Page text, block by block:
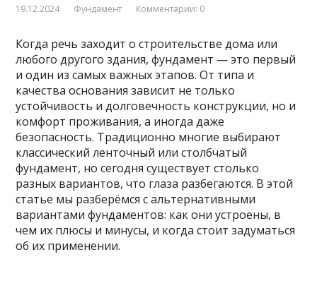
19.12.2024 Фундамент Комментарии: 0
Когда речь заходит о строительстве дома или
любого другого здания, фундамент — это первый
и один из самых важных этапов. От типа и
качества основания зависит не только
устойчивость и долговечность конструкции, но и
комфорт проживания, а иногда даже
безопасность. Традиционно многие выбирают
классический ленточный или столбчатый
фундамент, но сегодня существует столько
разных вариантов, что глаза разбегаются. В этой
статье мы разберёмся с альтернативными
вариантами фундаментов: как они устроены, в
чем их плюсы и минусы, и когда стоит задуматься
об их применении.